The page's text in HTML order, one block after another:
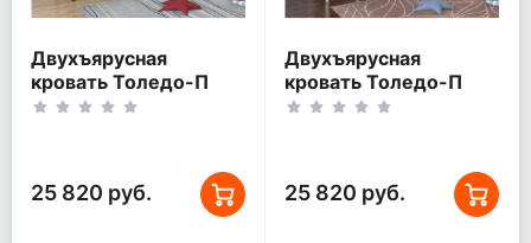
Двухъярусная
кровать Толедо-П
Коричневый/Дуб
25 820 руб.
Двухъярусная
кровать Толедо-П
Слоновая кость/Венге
25 820 руб.